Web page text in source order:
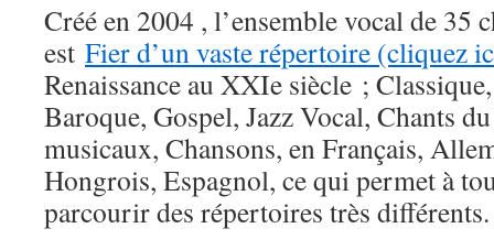
Créé en 2004 , l’ensemble vocal de 35
est Fier d’un vaste répertoire (cliquez
Renaissance au XXIe siècle ;
Baroque, Gospel, Jazz Vocal, Chants
musicaux, Chansons, en Français,
Hongrois, Espagnol, ce qui permet à
parcourir des répertoires très